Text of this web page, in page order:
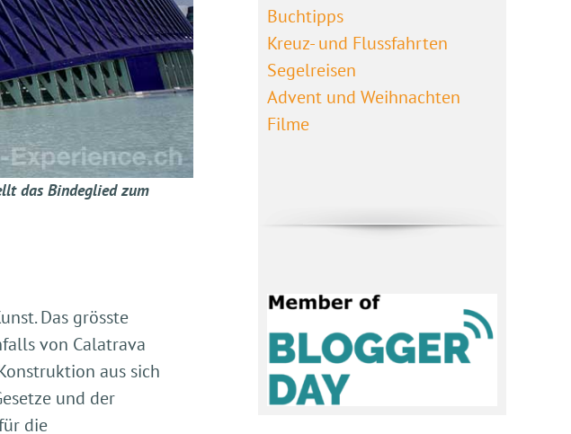
das Bindeglied zum
Das grösste
von Calatrava
aus sich
und der
die
Buchtipps
Kreuz- und Flussfahrten
Segelreisen
Advent und Weihnachten
Filme